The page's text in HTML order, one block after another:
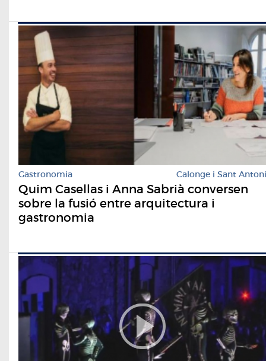
Gastronomia Calonge i Sant Antoni
Quim Casellas i Anna Sabrià conversen
sobre la fusió entre arquitectura i
gastronomia